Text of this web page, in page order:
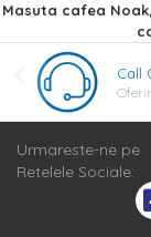
Masuta cafea
Call
Urmareste-ne pe
Retelele Sociale: